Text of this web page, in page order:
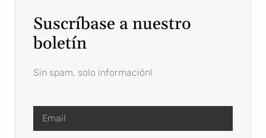
Suscríbase a nuestro
boletín
Sin spam, solo información!